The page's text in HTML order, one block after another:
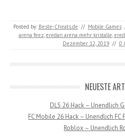
Posted by: Beste-Cheats.de // Mobile Games
arena feez eredan arena mehr kristalle
Dezember 12, 2019 // 0
NEUESTE
DLS 26 Hack – Unendlich
FC Mobile 26 Hack – Unendlich FC
Roblox – Unendlich